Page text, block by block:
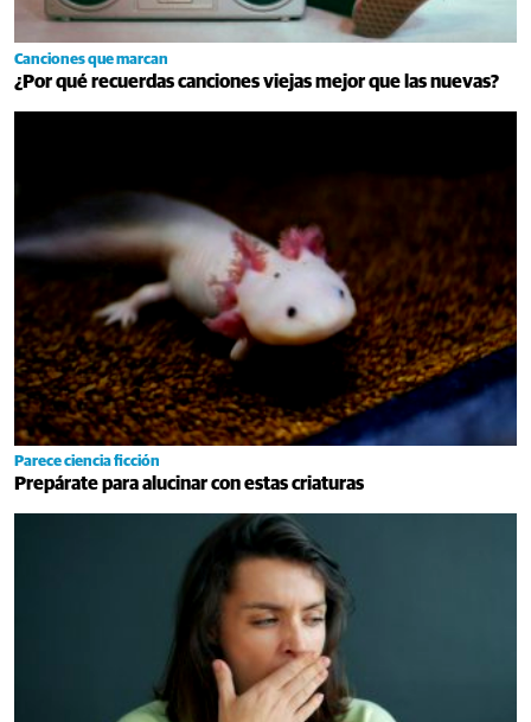
Canciones que marcan
¿Por qué recuerdas canciones viejas mejor que las nuevas?
Parece ciencia ficción
Prepárate para alucinar con estas criaturas